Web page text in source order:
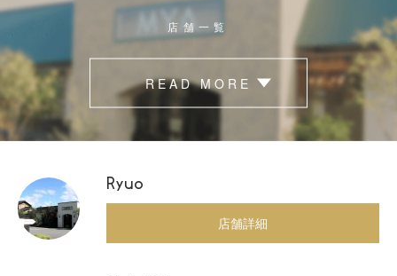
店舗一覧
READ MORE
Ryuo
店舗詳細